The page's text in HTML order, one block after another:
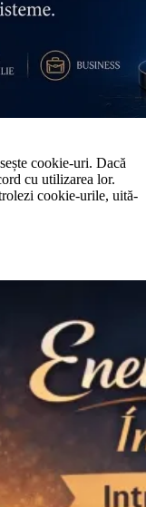
cookie-uri. Dacă
cu utilizarea lor.
cookie-urile, uită-